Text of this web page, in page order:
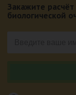
Закажите
биологической